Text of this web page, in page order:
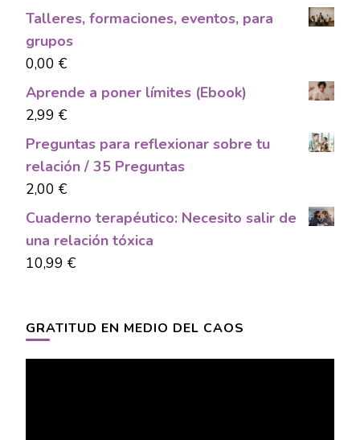
Talleres, formaciones, eventos, para
grupos
0,00 €
Aprende a poner límites (Ebook)
2,99 €
Preguntas para reflexionar sobre tu
relación / 35 Preguntas
2,00 €
Cuaderno terapéutico: Necesito salir de
una relación tóxica
10,99 €
GRATITUD EN MEDIO DEL CAOS